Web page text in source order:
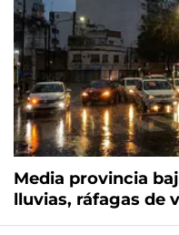
Media provincia
lluvias, ráfagas de